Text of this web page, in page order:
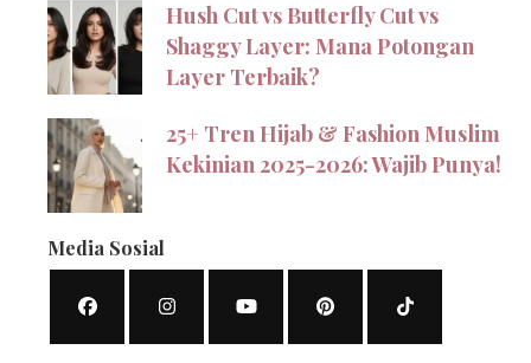
Hush Cut vs Butterfly Cut vs
Shaggy Layer: Mana Potongan
Layer Terbaik?
25+ Tren Hijab & Fashion Muslim
Kekinian 2025-2026: Wajib Punya!
Media Sosial